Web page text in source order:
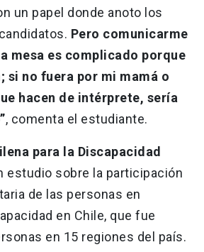
un papel donde anoto los
Pero comunicarme
mesa es complicado porque
si no fuera por mi mamá o
hacen de intérprete, sería
, comenta el estudiante.
para la Discapacidad
estudio sobre la participación
de las personas en
en Chile, que fue
en 15 regiones del país.